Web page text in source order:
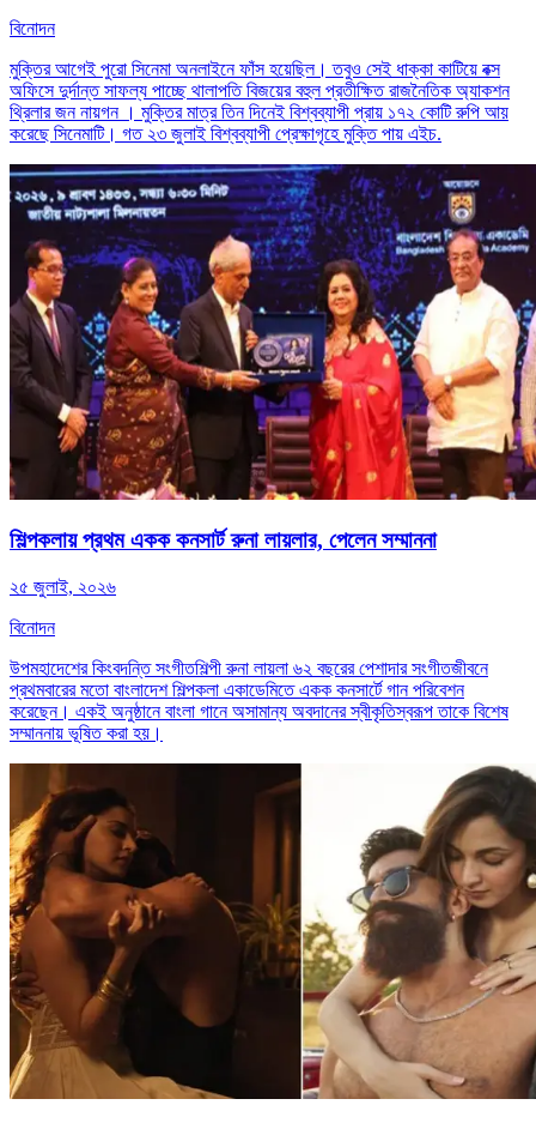
বিনোদন
মুক্তির আগেই পুরো সিনেমা অনলাইনে ফাঁস হয়েছিল। তবুও সেই ধাক্কা কাটিয়ে বক্স
অফিসে দুর্দান্ত সাফল্য পাচ্ছে থালাপতি বিজয়ের বহুল প্রতীক্ষিত রাজনৈতিক অ্যাকশন
থ্রিলার জন নায়গন । মুক্তির মাত্র তিন দিনেই বিশ্বব্যাপী প্রায় ১৭২ কোটি রুপি আয়
করেছে সিনেমাটি। গত ২৩ জুলাই বিশ্বব্যাপী প্রেক্ষাগৃহে মুক্তি পায় এইচ.
শিল্পকলায় প্রথম একক কনসার্ট রুনা লায়লার, পেলেন সম্মাননা
২৫ জুলাই, ২০২৬
বিনোদন
উপমহাদেশের কিংবদন্তি সংগীতশিল্পী রুনা লায়লা ৬২ বছরের পেশাদার সংগীতজীবনে
প্রথমবারের মতো বাংলাদেশ শিল্পকলা একাডেমিতে একক কনসার্টে গান পরিবেশন
করেছেন। একই অনুষ্ঠানে বাংলা গানে অসামান্য অবদানের স্বীকৃতিস্বরূপ তাকে বিশেষ
সম্মাননায় ভূষিত করা হয়।